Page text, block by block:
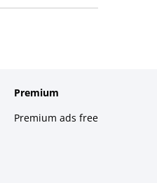
Premium
Premium ads free